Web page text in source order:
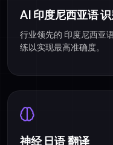
AI 印度尼西亚语 识
行业领先的 印度尼西亚
练以实现最高准确度。
神经 日语 翻译